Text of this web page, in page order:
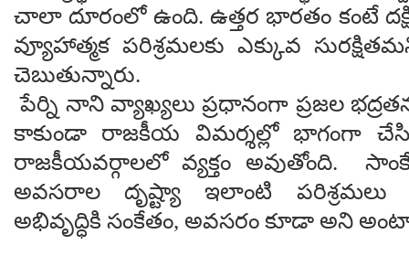
చాలా దూరంలో ఉంది. ఉత్తర భారతం కంటే
వ్యూహాత్మక పరిశ్రమలకు ఎక్కువ
చెబుతున్నారు.
పేర్ని నాని వ్యాఖ్యలు ప్రధానంగా ప్రజల
కాకుండా రాజకీయ విమర్శల్లో భాగంగా
రాజకీయవర్గాలలో వ్యక్తం అవుతోంది.
అవసరాల దృష్ట్యా ఇలాంటి పరిశ్రమలు
అభివృద్ధికి సంకేతం, అవ‌స‌రం కూడా అని